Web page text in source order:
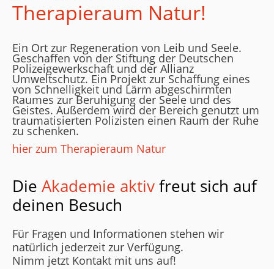
Therapieraum Natur!
Ein Ort zur Regeneration von Leib und Seele.
Geschaffen von der Stiftung der Deutschen
Polizeigewerkschaft und der Allianz
Umweltschutz. Ein Projekt zur Schaffung eines
von Schnelligkeit und Lärm abgeschirmten
Raumes zur Beruhigung der Seele und des
Geistes. Außerdem wird der Bereich genutzt um
traumatisierten Polizisten einen Raum der Ruhe
zu schenken.
hier zum Therapieraum Natur
Die Akademie aktivfreut sich auf
deinen Besuch
Für Fragen und Informationen stehen wir
natürlich jederzeit zur Verfügung.
Nimm jetzt Kontakt mit uns auf!